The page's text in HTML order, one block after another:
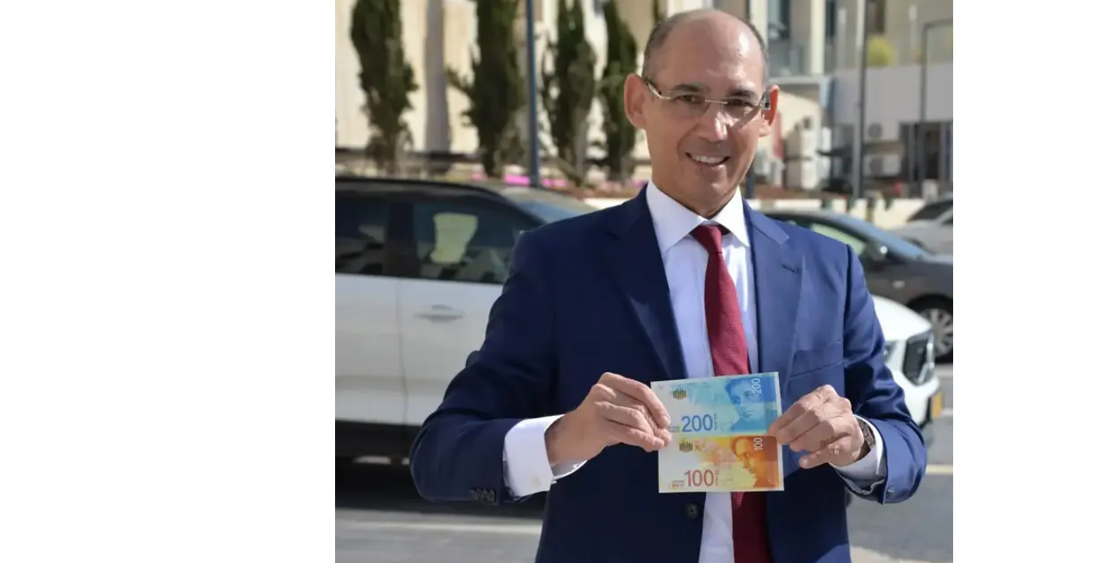
שמזרימים את כספי המיסים ישירות מהכיס שלנו למען מטרות לאומיות חשובות, או כמו שמרמז גפני
- היישר לכיסיו של המגזר בעל שיעור ההשתתפות הנמוך ביותר בכוח העבודה.